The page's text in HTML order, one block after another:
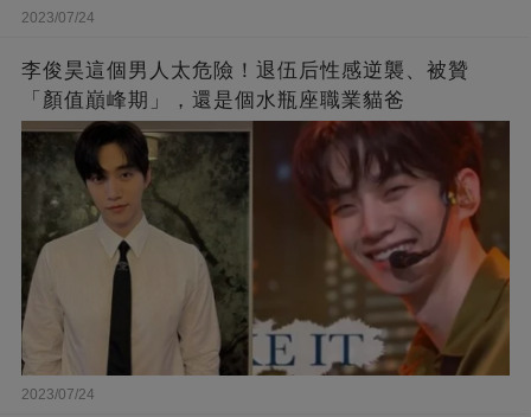
2023/07/24
李俊昊這個男人太危險！退伍后性感逆襲、被贊
「顏值巔峰期」，還是個水瓶座職業貓爸
2023/07/24